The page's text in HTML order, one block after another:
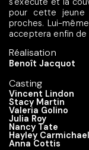
pour cette jeune
proches. Lui-
acceptera enfin de
Réalisation
Benoît Jacquot
Casting
Vincent Lindon
Stacy Martin
Valeria Golino
Julia Roy
Nancy Tate
Hayley Carmichael
Anna Cottis